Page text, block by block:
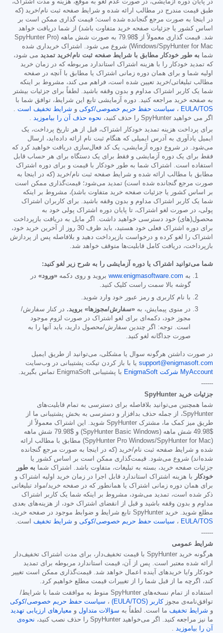
در پایان دوره آزمایشی، در صورت عدم لغو به موقع، هزینه و مدت اشتراک،
طبق قیمت مندرج در مطالب ارائه شده و شرایط صفحه ثبت نام/خرید (که
در اینجا به صورت مرجع گنجانده شده است؛ قیمت گذاری ممکن است بر
اساس کشور یا جزئیات صفحه خرید متفاوت باشد) از شما دریافت خواهد
شد. قیمت گذاری معمولاً از $79.98
به صورت شش ماهه (SpyHunter Pro
Windows/SpyHunter for Mac) شروع می شود. اشتراک خریداری شده
شما به طور خودکار مطابق با شرایط صفحه ثبت نام/خرید تمدید می شود،
که تمدید خودکار را با هزینه اشتراک استاندارد مربوطه که در زمان خرید
اولیه شما و برای همان دوره زمانی اشتراک یا مطابق با آنچه در صفحه
مطالب تبلیغاتی/خرید تعیین شده است، فراهم می کند، مشروط بر اینکه
شما یک کاربر اشتراک مداوم و بدون وقفه باشید. لطفاً برای جزئیات بیشتر
به صفحه خرید مراجعه کنید. دوره آزمایشی تابع این شرایط، توافق شما با
EULA/TOS ، سیاست حفظ حریم خصوصی/کوکی و شرایط تخفیف است .
اگر می خواهید SpyHunter را حذف کنید،
نحوه حذف آن را بیاموزید .
برای پرداخت هزینه تمدید خودکار اشتراک، قبل از هر تاریخ پرداخت، یک
ایمیل یادآوری به آدرس ایمیلی که هنگام ثبت نام ارائه داده‌اید، ارسال
می‌شود. در شروع دوره آزمایشی، یک کد فعال‌سازی دریافت خواهید کرد که
فقط برای یک دوره آزمایشی و فقط برای یک دستگاه برای هر حساب قابل
استفاده است. اشتراک شما به طور خودکار با قیمت و برای دوره اشتراک
مطابق با مطالب ارائه شده و شرایط صفحه ثبت نام/خرید (که در اینجا به
صورت مرجع گنجانده شده است) تمدید می‌شود؛ قیمت‌گذاری ممکن است
بر اساس کشور یا جزئیات صفحه خرید متفاوت باشد)، مشروط بر اینکه
شما یک کاربر اشتراک مداوم و بدون وقفه باشید. برای کاربران اشتراک
پولی، در صورت لغو اشتراک، تا پایان دوره اشتراک پولی خود به
محصول(های) خود دسترسی خواهید داشت. اگر مایل به دریافت بازپرداخت
برای دوره اشتراک فعلی خود هستید، باید ظرف 30 روز از آخرین خرید خود،
اشتراک را لغو کرده و درخواست بازپرداخت دهید و بلافاصله پس از پردازش
بازپرداخت، دریافت کامل قابلیت‌ها متوقف خواهد شد.
شما می‌توانید اشتراک یا دوره آزمایشی را به شرح زیر لغو کنید:
به www.enigmasoftware.com بروید و روی دکمه «ورود» در
گوشه بالا سمت راست کلیک کنید.
با نام کاربری و رمز عبور خود وارد شوید.
در منوی پیمایش، به «سفارش/مجوزها» بروید. در کنار سفارش/
مجوز خود، دکمه‌ای برای لغو اشتراک در صورت لزوم موجود
است. توجه: اگر چندین سفارش/محصول دارید، باید آنها را به
صورت جداگانه لغو کنید.
در صورت داشتن هرگونه سوال یا مشکلی، می‌توانید از طریق ایمیل
support@enigmasoft.com یا با باز کردن تیکت پشتیبانی در وب‌سایت
MyAccount شرکت EnigmaSoft
با پشتیبانی EnigmaSoft تماس بگیرید.
------
جزئیات خرید SpyHunter
شما همچنین می‌توانید بلافاصله برای دسترسی به تمام قابلیت‌های
SpyHunter، از جمله حذف بدافزار و دسترسی به بخش پشتیبانی ما از
طریق میز کمک ما، مشترک SpyHunter شوید. این اشتراک معمولاً از
$49.98
شش ماهه (SpyHunter Basic Windows) و $79.98
شش ماهه
(SpyHunter Pro Windows/SpyHunter for Mac) مطابق با مطالب ارائه
شده و شرایط صفحه ثبت نام/خرید (که در اینجا به صورت مرجع گنجانده
شده‌اند) شروع می‌شود. قیمت‌گذاری ممکن است بر اساس کشور یا
جزئیات صفحه خرید، بسته به تبلیغات، متفاوت باشد. اشتراک شما به طور
خودکار
با هزینه اشتراک استاندارد قابل اجرا در زمان خرید اولیه اشتراک و
برای همان دوره زمانی اشتراک یا همانطور که در صفحه خرید/مواد تبلیغاتی
ذکر شده است، تمدید می‌شود، مشروط بر اینکه شما یک کاربر اشتراک
مداوم و بدون وقفه باشید و قبل از انقضای اشتراک خود، از هزینه‌های بعدی
مطلع شوید. خرید SpyHunter تابع شرایط و ضوابط موجود در صفحه خرید،
EULA/TOS ، سیاست حفظ حریم خصوصی/کوکی و شرایط تخفیف است.
------
شرایط عمومی
هرگونه خرید SpyHunter با قیمت تخفیف‌دار، برای مدت اشتراک تخفیف‌دار
ارائه شده معتبر است. پس از آن، قیمت استاندارد مربوطه برای تمدید
خودکار و/یا خریدهای آینده اعمال خواهد شد. قیمت‌گذاری ممکن است تغییر
کند، اگرچه ما از قبل شما را از تغییرات قیمت مطلع خواهیم کرد.
استفاده از تمام نسخه‌های SpyHunter منوط به موافقت شما با شرایط/
توافق‌نامه‌ی مجوز کاربر (EULA/TOS) ، سیاست حفظ حریم خصوصی/کوکی
و شرایط تخفیف ما است. لطفاً به سؤالات متداول و معیارهای ارزیابی تهدید
ما نیز مراجعه کنید. اگر می‌خواهید SpyHunter را حذف نصب کنید،
نحوه‌ی
آن را بیاموزید .